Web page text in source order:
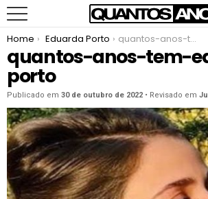
You are here:
Home Eduarda Porto quantos-anos-tem-eduarda-porto
quantos-anos-tem-
porto
Publicado em 30 de outubro de 2022 • Revisado em